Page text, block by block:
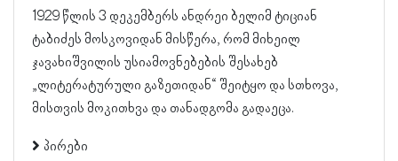
1929 წლის 3 დეკემბერს ანდრეი ბელიმ ტიციან
ტაბიძეს მოსკოვიდან მისწერა, რომ მიხეილ
ჯავახიშვილის უსიამოვნებების შესახებ
„ლიტერატურული გაზეთიდან“ შეიტყო და სთხოვა,
მისთვის მოკითხვა და თანადგომა გადაეცა.
პირები